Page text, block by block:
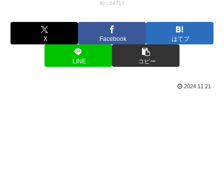
ID：14717
X Facebook はてブ
LINE コピー
2024.11.21